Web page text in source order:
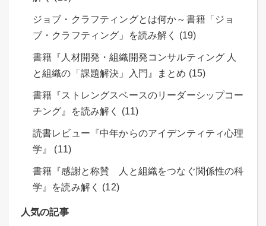
ジョブ・クラフティングとは何か～書籍「ジョ
ブ・クラフティング」を読み解く (19)
書籍『人材開発・組織開発コンサルティング 人
と組織の「課題解決」入門』まとめ (15)
書籍『ストレングスベースのリーダーシップコー
チング』を読み解く (11)
読書レビュー『中年からのアイデンティティ心理
学』 (11)
書籍『感謝と称賛 人と組織をつなぐ関係性の科
学』を読み解く (12)
人気の記事